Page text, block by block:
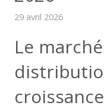
29 avril 2026
Le